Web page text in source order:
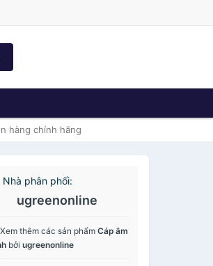
hàng chính hãng
Nhà phân phối:
ugreenonline
Xem thêm các sản phẩmCáp âm
bởiugreenonline